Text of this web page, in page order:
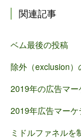
関連記事
ベム最後の投稿
除外（exclusion
2019年の広告マ
2019年広告マー
ミドルファネルを